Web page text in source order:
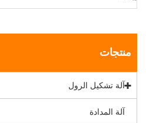
منتجات
آلة تشكيل الرول
آلة المدادة